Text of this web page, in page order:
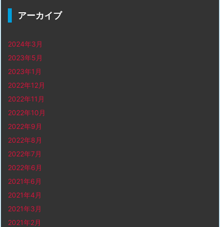
アーカイブ
2024年3月
2023年5月
2023年1月
2022年12月
2022年11月
2022年10月
2022年9月
2022年8月
2022年7月
2022年6月
2021年6月
2021年4月
2021年3月
2021年2月